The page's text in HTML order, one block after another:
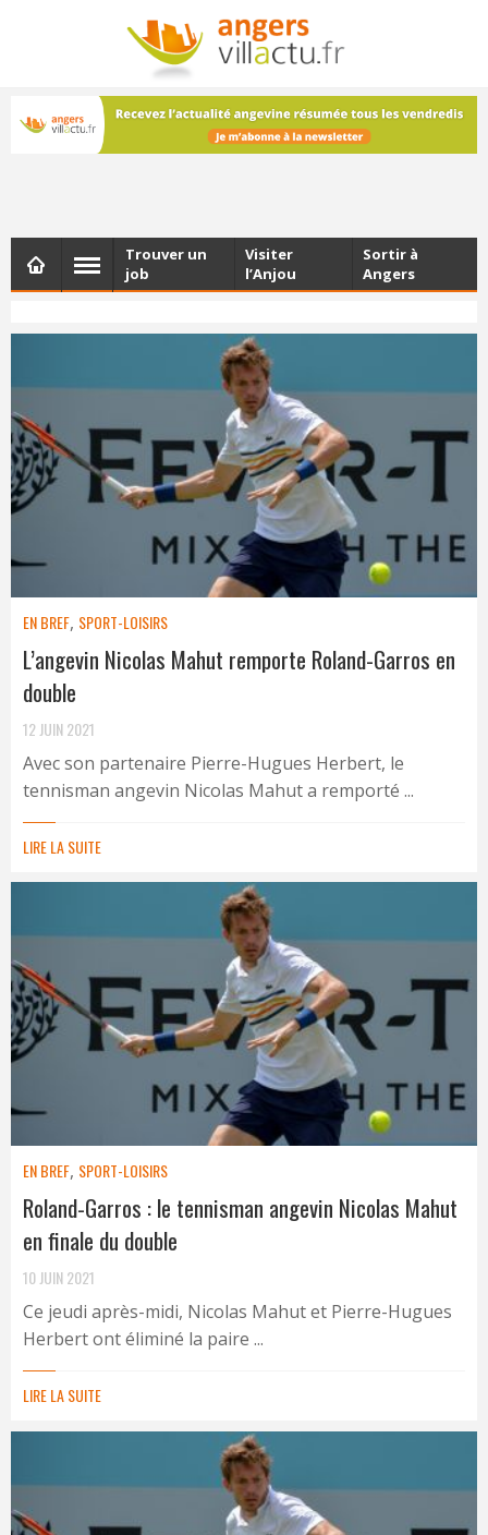
NEWSLETTER
Les dernières actualités d'Angers, chaque vendredi dans
votre boîte e-mail
Trouver un
job
Visiter
l’Anjou
Sortir à
Angers
EN BREF, SPORT-LOISIRS
L’angevin Nicolas Mahut remporte Roland-Garros en
double
12 JUIN 2021
Avec son partenaire Pierre-Hugues Herbert, le
tennisman angevin Nicolas Mahut a remporté ...
LIRE LA SUITE
EN BREF, SPORT-LOISIRS
Roland-Garros : le tennisman angevin Nicolas Mahut
en finale du double
10 JUIN 2021
Ce jeudi après-midi, Nicolas Mahut et Pierre-Hugues
Herbert ont éliminé la paire ...
LIRE LA SUITE